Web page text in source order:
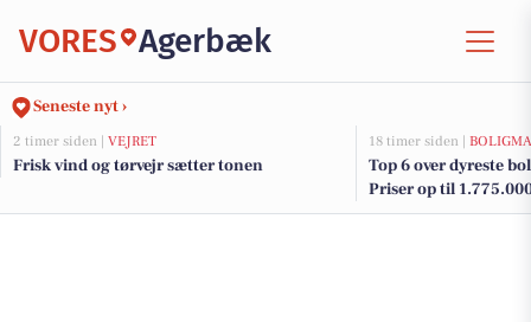
VORES Agerbæk
Seneste nyt ›
2 timer siden | VEJRET
Frisk vind og tørvejr sætter tonen
18 timer siden |
Top 6 over dyreste
Priser op til